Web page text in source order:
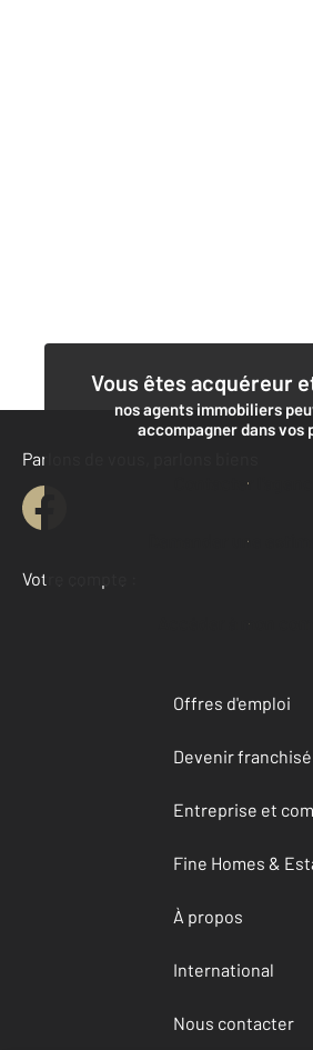
Vous êtes acquéreur
nos agents immobiliers
accompagner dans vos
Contacter l'agence
Demander une
Parlons de vous, parlons biens
Votre compte :
Accéder à mon
Offres d'emploi
Devenir franchisé
Entreprise et
Fine Homes &
À propos
International
Nous contacter